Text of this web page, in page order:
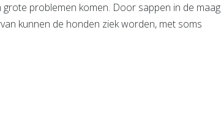
problemen komen. Door sappen in de maag
kunnen de honden ziek worden, met soms